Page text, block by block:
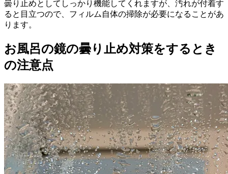
曇り止めとしてしっかり機能してくれますが、汚れが付着す
ると目立つので、フィルム自体の掃除が必要になることがあ
ります。
お風呂の鏡の曇り止め対策をするとき
の注意点